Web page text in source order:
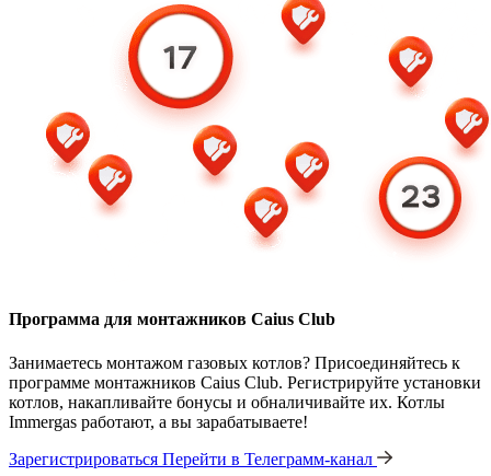
Программа для монтажников Caius Club
Занимаетесь монтажом газовых котлов? Присоединяйтесь к
программе монтажников Caius Club. Регистрируйте установки
котлов, накапливайте бонусы и обналичивайте их. Котлы
Immergas работают, а вы зарабатываете!
Зарегистрироваться Перейти в Телеграмм-канал